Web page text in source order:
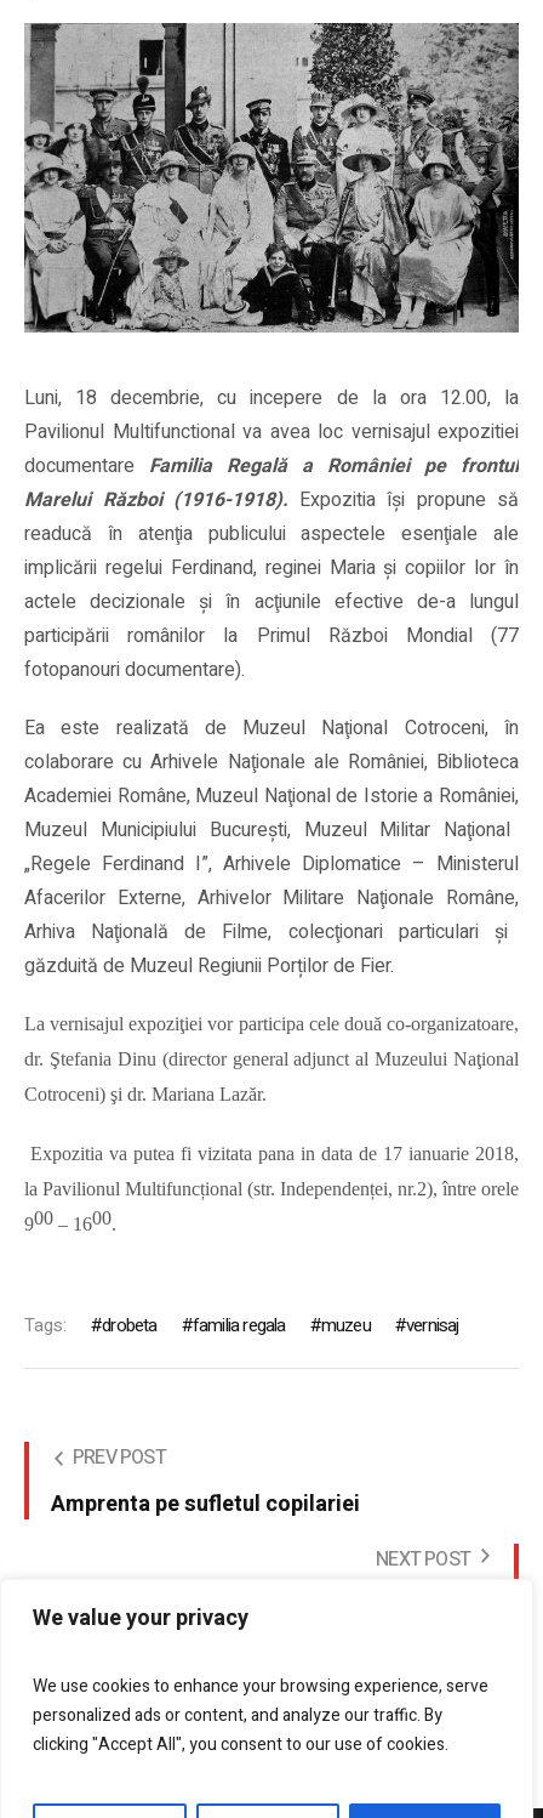
We value your privacy
We use cookies to enhance your browsing experience, serve
personalized ads or content, and analyze our traffic. By
clicking "Accept All", you consent to our use of cookies.
Luni, 18 decembrie, cu incepere de la ora 12.00, la
Pavilionul Multifunctional va avea loc vernisajul expozitiei
documentare Familia Regală a României pe frontul
Marelui Război (1916-1918). Expozitia îşi propune să
readucă în atenţia publiculuiaspectele esenţiale ale
implicării regelui Ferdinand, reginei Maria şi copiilor lor în
actele decizionale şi în acţiunile efective de-a lungul
participării românilor la Primul Război Mondial (77
fotopanouri documentare).
Ea este realizată de Muzeul Naţional Cotroceni, în
colaborare cu Arhivele Naţionale ale României,Biblioteca
Academiei Române,Muzeul Naţional de Istorie a României,
Muzeul Municipiului Bucureşti, Muzeul Militar Naţional
„Regele Ferdinand I”, Arhivele Diplomatice – Ministerul
Afacerilor Externe,Arhivelor Militare Naţionale Române,
Arhiva Naţională de Filme, colecţionari particulari și
găzduită de Muzeul Regiunii Porților de Fier.
La vernisajul expoziţiei vor participa cele două co-organizatoare,
dr. Ştefania Dinu (director general adjunct al Muzeului Naţional
Cotroceni) şi dr. Mariana Lazăr.
Expozitia va putea fi vizitata pana in data de 17 ianuarie 2018,
la Pavilionul Multifuncțional (str. Independenței, nr.2), între orele
900 – 1600.
Tags: drobeta familia regala muzeu vernisaj
PREV POST
Amprenta pe sufletul copilariei
NEXT POST
Concert de Crăciun la Filarmonica Oltenia
Craiova 19-20 Decembrie 2017